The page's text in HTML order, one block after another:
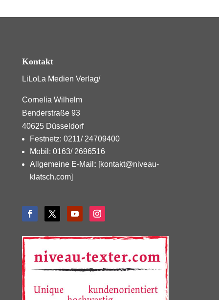
Kontakt
LiLoLa Medien Verlag/
Cornelia Wilhelm
Benderstraße 93
40625 Düsseldorf
Festnetz: 0211/ 24709400
Mobil: 0163/ 2696516
Allgemeine E-Mail : [kontakt@niveau-
klatsch.com]